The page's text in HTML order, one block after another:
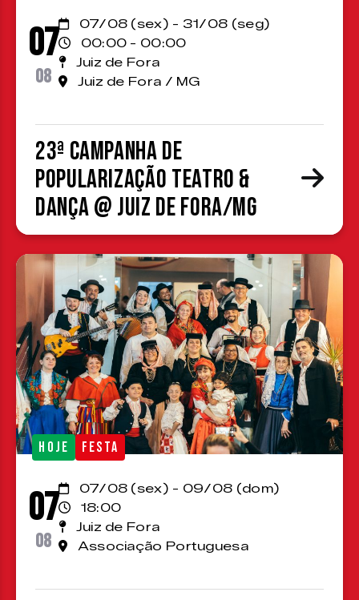
07
08
07/08 (sex) - 31/08 (seg)
00:00 - 00:00
Juiz de Fora
Juiz de Fora / MG
23ª Campanha de
Popularização Teatro &
Dança @ Juiz de Fora/MG
HOJE FESTA
07
08
07/08 (sex) - 09/08 (dom)
18:00
Juiz de Fora
Associação Portuguesa